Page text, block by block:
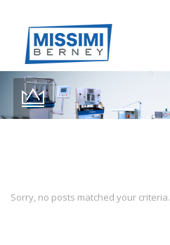
Sorry, no posts matched your criteria.